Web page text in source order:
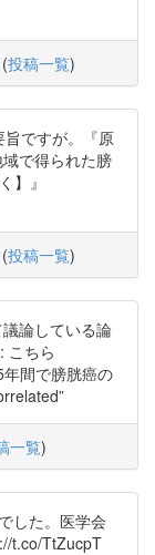
(投稿一覧)
ですが。『原
で得られた膀
】』
(投稿一覧)
論している論
こちら
間で膀胱癌の
一覧)
した。医学会
t.co/TtZucpT